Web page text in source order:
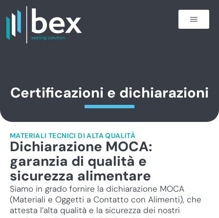
Certificazioni e dichiarazioni
MATERIALI TECNICI DI ALTA QUALITÀ
Dichiarazione MOCA:
garanzia di qualità e
sicurezza alimentare
Siamo in grado fornire la dichiarazione MOCA
(Materiali e Oggetti a Contatto con Alimenti), che
attesta l’alta qualità e la sicurezza dei nostri